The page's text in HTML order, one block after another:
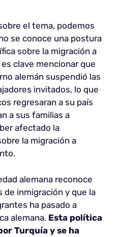
el tema, podemos
se conoce una postura
sobre la migración a
clave mencionar que
alemán suspendió las
invitados, lo que
regresaran a su país
a sus familias a
afectado la
la migración a
alemana reconoce
de inmigración y que la
ha pasado a
alemana. Esta política
Turquía y se ha